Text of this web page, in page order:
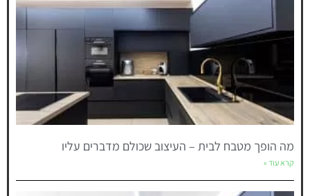
מה הופך מטבח לבית – העיצוב שכולם מדברים עליו
קרא עוד »